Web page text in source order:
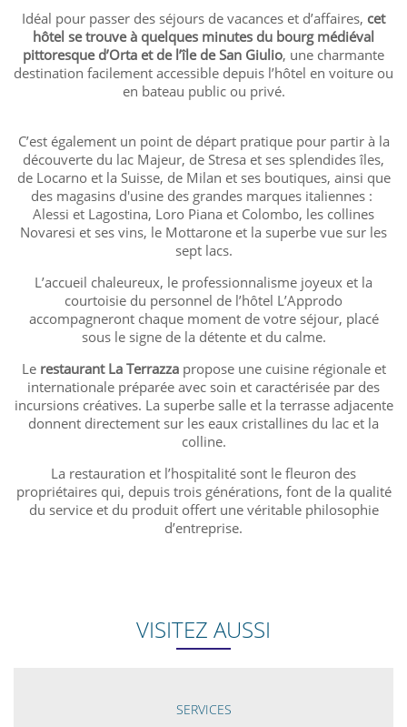
Idéal pour passer des séjours de vacances et d’affaires, cet
hôtel se trouve à quelques minutes du bourg médiéval
pittoresque d’Orta et de l’île de San Giulio, une charmante
destination facilement accessible depuis l’hôtel en voiture ou
en bateau public ou privé.
C’est également un point de départ pratique pour partir à la
découverte du lac Majeur, de Stresa et ses splendides îles,
de Locarno et la Suisse, de Milan et ses boutiques, ainsi que
des magasins d'usine des grandes marques italiennes :
Alessi et Lagostina, Loro Piana et Colombo, les collines
Novaresi et ses vins, le Mottarone et la superbe vue sur les
sept lacs.
L’accueil chaleureux, le professionnalisme joyeux et la
courtoisie du personnel de l’hôtel L’Approdo
accompagneront chaque moment de votre séjour, placé
sous le signe de la détente et du calme.
Le restaurant La Terrazzapropose une cuisine régionale et
internationale préparée avec soin et caractérisée par des
incursions créatives. La superbe salle et la terrasse adjacente
donnent directement sur les eaux cristallines du lac et la
colline.
La restauration et l’hospitalité sont le fleuron des
propriétaires qui, depuis trois générations, font de la qualité
du service et du produit offert une véritable philosophie
d’entreprise.
VISITEZ AUSSI
SERVICES